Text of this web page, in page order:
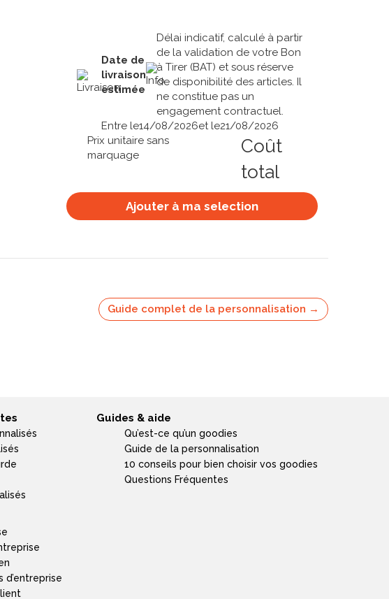
Date de
livraison
estimée
Délai indicatif, calculé à partir
de la validation de votre Bon
à Tirer (BAT) et sous réserve
de disponibilité des articles. Il
ne constitue pas un
engagement contractuel.
Entre le14/08/2026et le21/08/2026
Prix unitaire sans
marquage
Coût
total
Ajouter à ma selection
Guide complet de la personnalisation →
Guides & aide
Qu’est-ce qu’un goodies
Guide de la personnalisation
10 conseils pour bien choisir vos goodies
Questions Fréquentes